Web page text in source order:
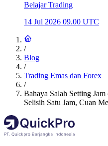
Belajar Trading
14 Jul 2026 09.00 UTC
/
Blog
/
Trading Emas dan Forex
/
Bahaya Salah Setting
Selisih Satu Jam, Cuan